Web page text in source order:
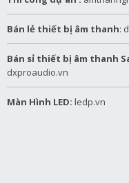
Bán lẻ thiết bị âm thanh:
Bán sỉ thiết bị âm thanh
dxproaudio.vn
Màn Hình LED: ledp.vn